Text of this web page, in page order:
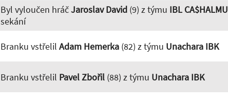
Byl vyloučen hráčJaroslav David(9) z týmu IBL CA$HALMU
sekání
Branku vstřelil Adam Hemerka(82) z týmu Unachara IBK
Branku vstřelil Pavel Zbořil(88) z týmu Unachara IBK